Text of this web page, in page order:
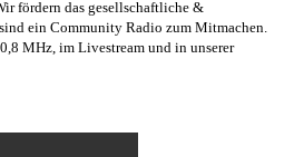
fördern das gesellschaftliche &
ein Community Radio zum Mitmachen.
MHz, im Livestream und in unserer